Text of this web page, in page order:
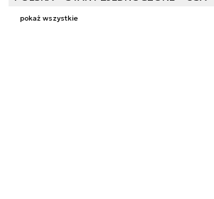
pokaż wszystkie